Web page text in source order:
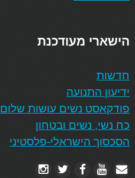
הישארי מעודכנת
חדשות
ידיעון התנועה
פודקאסט נשים עושות שלום
כח נשי, נשים ובטחון
הסכסוך הישראלי-פלסטיני